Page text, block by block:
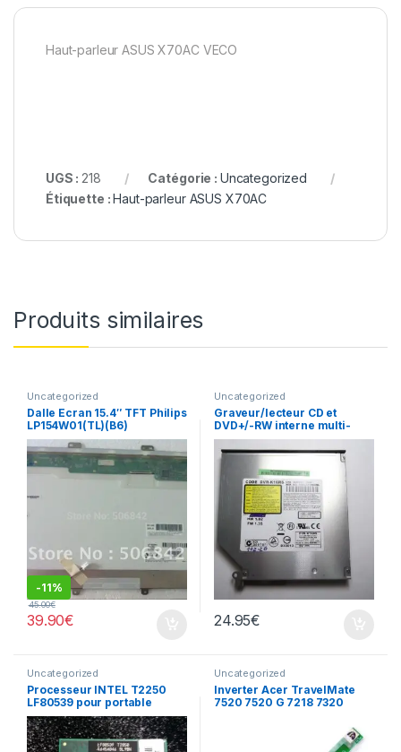
Haut-parleur ASUS X70AC VECO
UGS : 218 Catégorie : Uncategorized
Étiquette :Haut-parleur ASUS X70AC
Produits similaires
Uncategorized
Dalle Ecran 15.4″ TFT Philips
LP154W01(TL)(B6​)
-11%
39.90€
45.00€
Uncategorized
Graveur/lecteur CD et
DVD+/-RW interne multi-
recorder portable DVR-
K16RS
24.95€
Uncategorized
Processeur INTEL T2250
LF80539 pour portable
Uncategorized
Inverter Acer TravelMate
7520 7520 G 7218 7320